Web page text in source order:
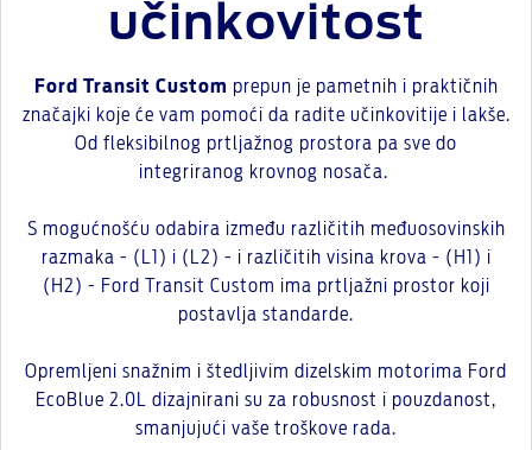
učinkovitost
Ford Transit Custom prepun je pametnih i praktičnih
značajki koje će vam pomoći da radite učinkovitije i lakše.
Od fleksibilnog prtljažnog prostora pa sve do
integriranog krovnog nosača.
S mogućnošću odabira između različitih međuosovinskih
razmaka - (L1) i (L2) - i različitih visina krova - (H1) i
(H2) - Ford Transit Custom ima prtljažni prostor koji
postavlja standarde.
Opremljeni snažnim i štedljivim dizelskim motorima Ford
EcoBlue 2.0L dizajnirani su za robusnost i pouzdanost,
smanjujući vaše troškove rada.